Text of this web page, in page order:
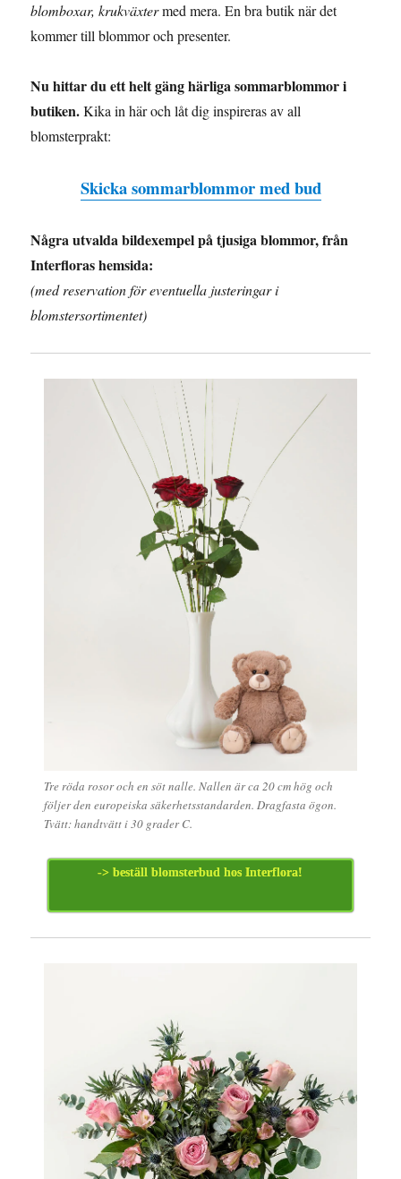
blomboxar, krukväxtermed mera. En bra butik när det
kommer till blommor och presenter.
Nu hittar du ett helt gäng härliga sommarblommor i
butiken.Kika in här och låt dig inspireras av all
blomsterprakt:
Skicka sommarblommor med bud
Några utvalda bildexempel på tjusiga blommor, från
Interfloras hemsida:
(med reservation för eventuella justeringar i
blomstersortimentet)
Tre röda rosor och en söt nalle. Nallen är ca 20 cm hög och
följer den europeiska säkerhetsstandarden. Dragfasta ögon.
Tvätt: handtvätt i 30 grader C.
-> beställ blomsterbud hos Interflora!